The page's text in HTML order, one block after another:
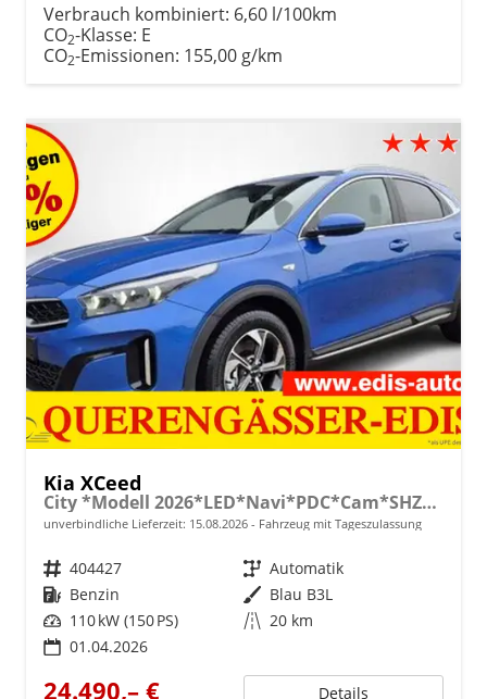
Verbrauch kombiniert: 6,60 l/100km
CO2-Klasse: E
CO2-Emissionen: 155,00 g/km
Kia XCeed
City *Modell 2026*LED*Navi*PDC*Cam*SHZ*Alu
unverbindliche Lieferzeit: 15.08.2026 Fahrzeug mit Tageszulassung
Fahrzeugnr. 404427 Getriebe Automatik
Kraftstoff Benzin Außenfarbe Blau B3L
Leistung 110 kW (150 PS) Kilometerstand 20 km
01.04.2026
24.490,– € Details